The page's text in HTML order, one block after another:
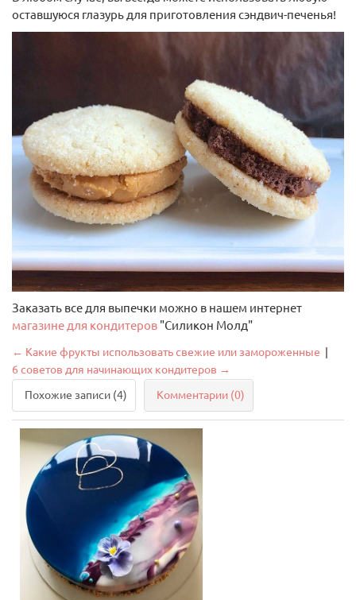
оставшуюся глазурь для приготовления сэндвич-печенья!
Заказать все для выпечки можно в нашем интернет
магазине для кондитеров "Силикон Молд"
← Какие фрукты использовать свежие или замороженные
6 советов для начинающих кондитеров →
Похожие записи (4)
Комментарии (0)